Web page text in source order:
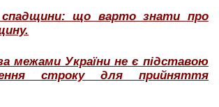
що варто знати про
межами України не є підставою
строку для прийняття